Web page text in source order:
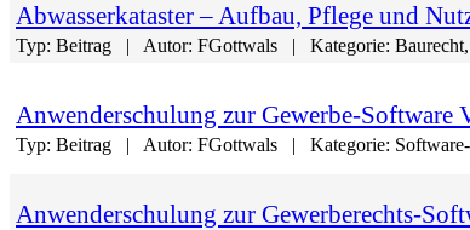
Abwasserkataster – Aufbau, Pflege und
Typ: Beitrag Autor: FGottwals Kategorie:
Anwenderschulung zur Gewerbe-Software
Typ: Beitrag Autor: FGottwals Kategorie:
Anwenderschulung zur Gewerberechts-